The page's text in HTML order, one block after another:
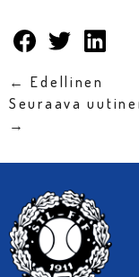
← Edellinen
Seuraava
→